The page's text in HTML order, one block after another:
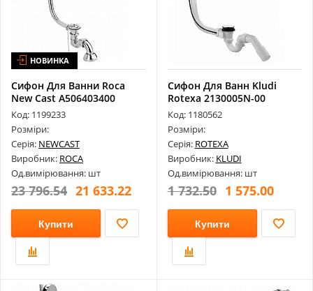
НОВИНКА
Сифон Для Ванни Roca
New Cast A506403400
Код: 1199233
Розміри:
Серія: NEWCAST
Виробник: ROCA
Од.вимірювання: шт
23 796.54 21 633.22
Купити
Сифон Для Ванн Kludi
Rotexa 2130005N-00
Код: 1180562
Розміри:
Серія: ROTEXA
Виробник: KLUDI
Од.вимірювання: шт
1 732.50 1 575.00
Купити